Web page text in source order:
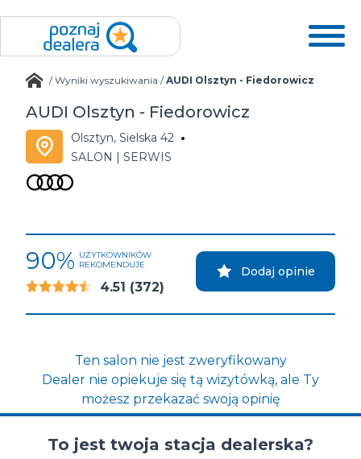
/Wyniki wyszukiwania /AUDI Olsztyn - Fiedorowicz
AUDI Olsztyn - Fiedorowicz
Olsztyn, Sielska 42
SALON | SERWIS
90% UŻYTKOWNIKÓW
REKOMENDUJE
4.51 (372)
Dodaj opinie
Ten salon nie jest zweryfikowany
Dealer nie opiekuje się tą wizytówką, ale Ty
możesz przekazać swoją opinię
To jest twoja stacja dealerska?